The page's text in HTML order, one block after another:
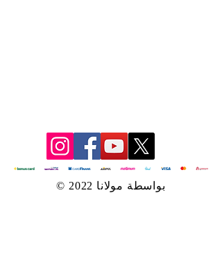
© 2022 بواسطة مولانا